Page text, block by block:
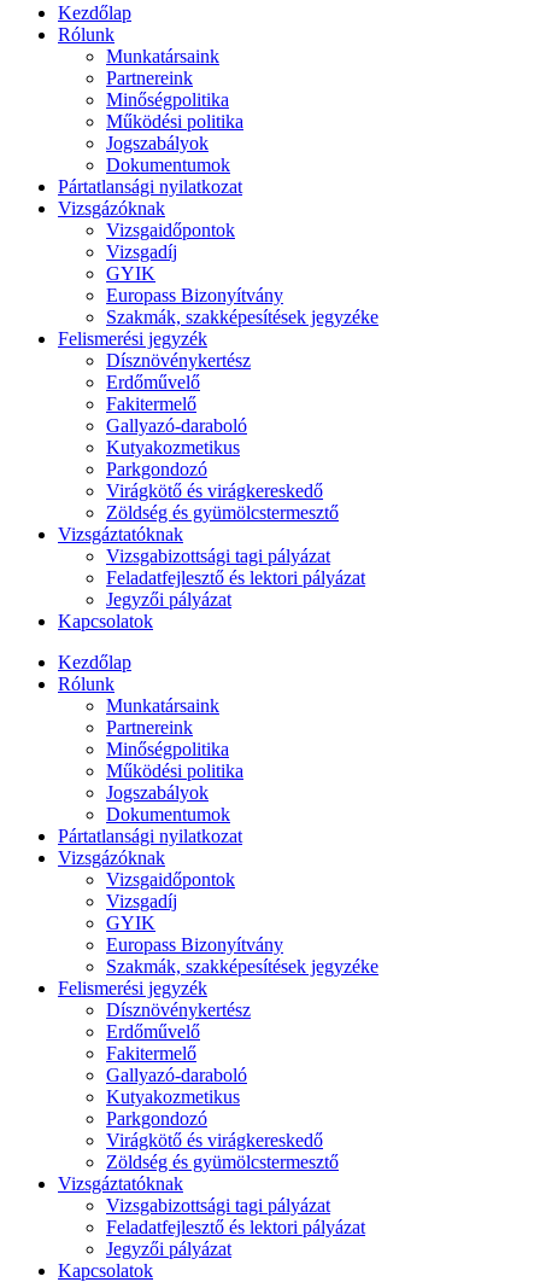
Kezdőlap
Rólunk
Munkatársaink
Partnereink
Minőségpolitika
Működési politika
Jogszabályok
Dokumentumok
Pártatlansági nyilatkozat
Vizsgázóknak
Vizsgaidőpontok
Vizsgadíj
GYIK
Europass Bizonyítvány
Szakmák, szakképesítések jegyzéke
Felismerési jegyzék
Dísznövénykertész
Erdőművelő
Fakitermelő
Gallyazó-daraboló
Kutyakozmetikus
Parkgondozó
Virágkötő és virágkereskedő
Zöldség és gyümölcstermesztő
Vizsgáztatóknak
Vizsgabizottsági tagi pályázat
Feladatfejlesztő és lektori pályázat
Jegyzői pályázat
Kapcsolatok
Kezdőlap
Rólunk
Munkatársaink
Partnereink
Minőségpolitika
Működési politika
Jogszabályok
Dokumentumok
Pártatlansági nyilatkozat
Vizsgázóknak
Vizsgaidőpontok
Vizsgadíj
GYIK
Europass Bizonyítvány
Szakmák, szakképesítések jegyzéke
Felismerési jegyzék
Dísznövénykertész
Erdőművelő
Fakitermelő
Gallyazó-daraboló
Kutyakozmetikus
Parkgondozó
Virágkötő és virágkereskedő
Zöldség és gyümölcstermesztő
Vizsgáztatóknak
Vizsgabizottsági tagi pályázat
Feladatfejlesztő és lektori pályázat
Jegyzői pályázat
Kapcsolatok